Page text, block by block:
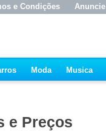
e Condições Anuncie
Moda Musica
e Preços